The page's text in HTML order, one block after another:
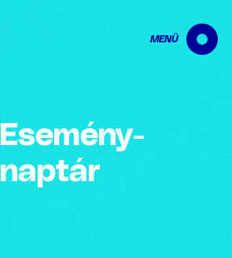
MENÜ
Esemény­
naptár